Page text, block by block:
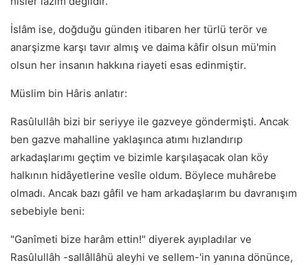
İslâm ise, doğduğu günden itibaren her türlü terör ve
anarşizme karşı tavır almış ve daima kâfir olsun mü'min
olsun her insanın hakkına riayeti esas edinmiştir.
Müslim bin Hâris anlatır:
Rasûlullâh bizi bir seriyye ile gazveye göndermişti. Ancak
ben gazve mahalline yaklaşınca atımı hızlandırıp
arkadaşlarımı geçtim ve bizimle karşılaşacak olan köy
halkının hidâyetlerine vesîle oldum. Böylece muhârebe
olmadı. Ancak bazı gâfil ve ham arkadaşlarım bu davranışım
sebebiyle beni:
"Ganîmeti bize harâm ettin!" diyerek ayıpladılar ve
Rasûlullâh -sallâllâhü aleyhi ve sellem-'in yanına dönünce,